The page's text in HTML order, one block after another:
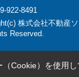
922-8491
株式会社不動産
Reserved.
Cookie）を使用し